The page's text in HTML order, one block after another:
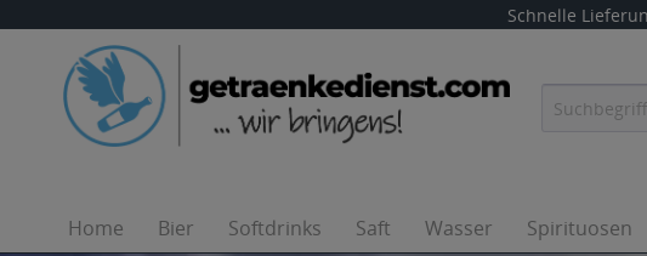
Schnelle
Home Bier Softdrinks Saft Wasser Spirituosen